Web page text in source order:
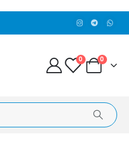
0 0